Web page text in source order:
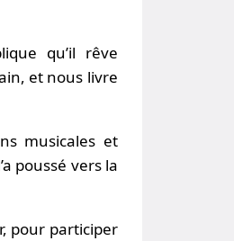
qu’il rêve
et nous livre
musicales et
poussé vers la
pour participer